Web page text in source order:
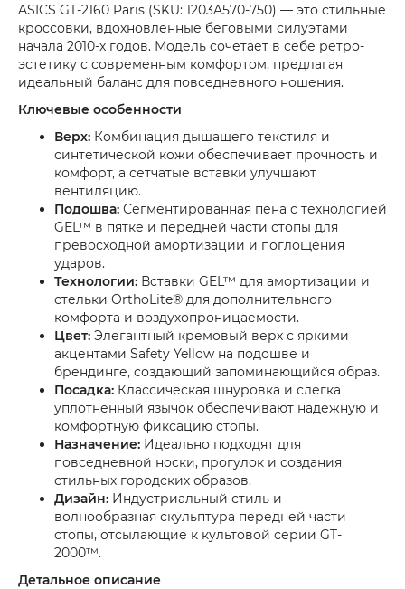
ASICS GT-2160 Paris (SKU: 1203A570-750) — это стильные
кроссовки, вдохновленные беговыми силуэтами
начала 2010-х годов. Модель сочетает в себе ретро-
эстетику с современным комфортом, предлагая
идеальный баланс для повседневного ношения.
Ключевые особенности
Верх: Комбинация дышащего текстиля и
синтетической кожи обеспечивает прочность и
комфорт, а сетчатые вставки улучшают
вентиляцию.
Подошва: Сегментированная пена с технологией
GEL™ в пятке и передней части стопы для
превосходной амортизации и поглощения
ударов.
Технологии: Вставки GEL™ для амортизации и
стельки OrthoLite® для дополнительного
комфорта и воздухопроницаемости.
Цвет: Элегантный кремовый верх с яркими
акцентами Safety Yellow на подошве и
брендинге, создающий запоминающийся образ.
Посадка: Классическая шнуровка и слегка
уплотненный язычок обеспечивают надежную и
комфортную фиксацию стопы.
Назначение: Идеально подходят для
повседневной носки, прогулок и создания
стильных городских образов.
Дизайн: Индустриальный стиль и
волнообразная скульптура передней части
стопы, отсылающие к культовой серии GT-
2000™.
Детальное описание